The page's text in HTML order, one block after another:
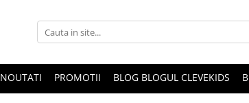
NOUTATI PROMOTII BLOG BLOGUL CLEVEKIDS